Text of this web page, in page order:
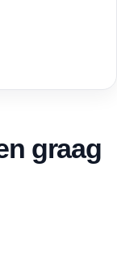
graag